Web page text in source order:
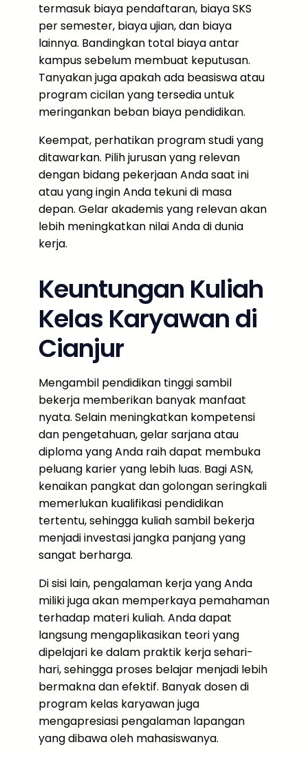
termasuk biaya pendaftaran, biaya SKS
per semester, biaya ujian, dan biaya
lainnya. Bandingkan total biaya antar
kampus sebelum membuat keputusan.
Tanyakan juga apakah ada beasiswa atau
program cicilan yang tersedia untuk
meringankan beban biaya pendidikan.
Keempat, perhatikan program studi yang
ditawarkan. Pilih jurusan yang relevan
dengan bidang pekerjaan Anda saat ini
atau yang ingin Anda tekuni di masa
depan. Gelar akademis yang relevan akan
lebih meningkatkan nilai Anda di dunia
kerja.
Keuntungan Kuliah
Kelas Karyawan di
Cianjur
Mengambil pendidikan tinggi sambil
bekerja memberikan banyak manfaat
nyata. Selain meningkatkan kompetensi
dan pengetahuan, gelar sarjana atau
diploma yang Anda raih dapat membuka
peluang karier yang lebih luas. Bagi ASN,
kenaikan pangkat dan golongan seringkali
memerlukan kualifikasi pendidikan
tertentu, sehingga kuliah sambil bekerja
menjadi investasi jangka panjang yang
sangat berharga.
Di sisi lain, pengalaman kerja yang Anda
miliki juga akan memperkaya pemahaman
terhadap materi kuliah. Anda dapat
langsung mengaplikasikan teori yang
dipelajari ke dalam praktik kerja sehari-
hari, sehingga proses belajar menjadi lebih
bermakna dan efektif. Banyak dosen di
program kelas karyawan juga
mengapresiasi pengalaman lapangan
yang dibawa oleh mahasiswanya.